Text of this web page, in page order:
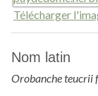
Télécharger
Nom latin
Orobanche teucrii